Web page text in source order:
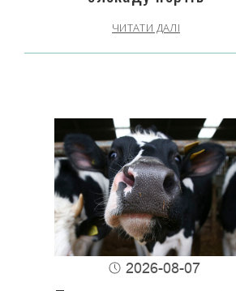
ЧИТАТИ ДАЛІ
2026-08-07